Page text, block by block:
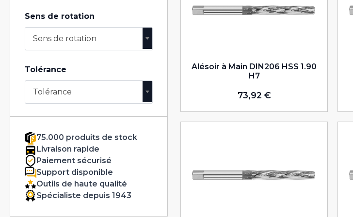
Sens de rotation
Sens de rotation
Tolérance
Tolérance
75.000 produits de stock
Livraison rapide
Paiement sécurisé
Support disponible
Outils de haute qualité
Spécialiste depuis 1943
Alésoir à Main DIN206 HSS 1.90
H7
73,92 €